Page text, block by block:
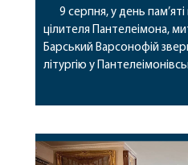
9 серпня, у день
цілителя Пантелеімона,
Барський Варсонофій
літургію у
Жмеринки. Перед
часткою її святих мощей.
Варсонофію співслужили